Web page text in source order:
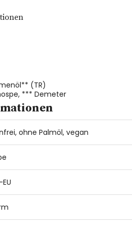
(TR)
*** Demeter
ohne Palmöl, vegan